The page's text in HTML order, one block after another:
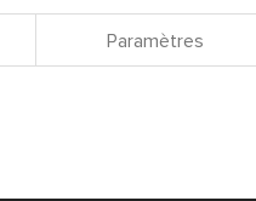
Paramètres